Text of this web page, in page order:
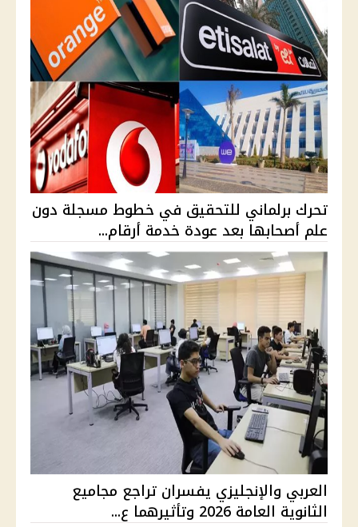
تحرك برلماني للتحقيق في خطوط مسجلة دون
علم أصحابها بعد عودة خدمة أرقام...
العربي والإنجليزي يفسران تراجع مجاميع
الثانوية العامة 2026 وتأثيرهما ع...